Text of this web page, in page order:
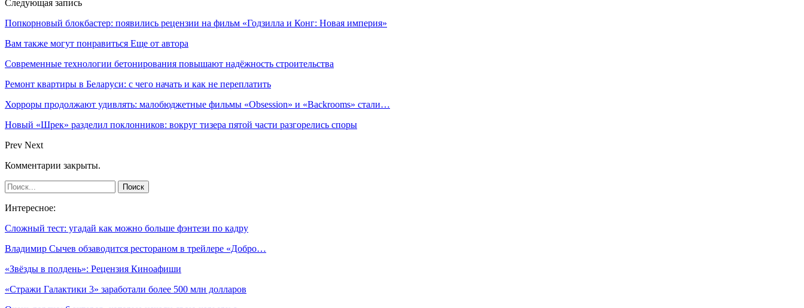
Следующая запись
Попкорновый блокбастер: появились рецензии на фильм «Годзилла и Конг: Новая империя»
Вам также могут понравиться Еще от автора
Современные технологии бетонирования повышают надёжность строительства
Ремонт квартиры в Беларуси: с чего начать и как не переплатить
Хорроры продолжают удивлять: малобюджетные фильмы «Obsession» и «Backrooms» стали…
Новый «Шрек» разделил поклонников: вокруг тизера пятой части разгорелись споры
Prev Next
Комментарии закрыты.
Интересное:
Сложный тест: угадай как можно больше фэнтези по кадру
Владимир Сычев обзаводится рестораном в трейлере «Добро…
«Звёзды в полдень»: Рецензия Киноафиши
«Стражи Галактики 3» заработали более 500 млн долларов